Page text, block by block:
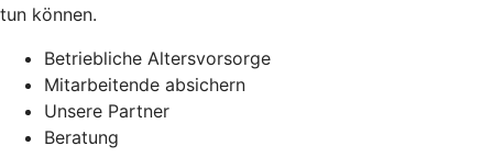
tun können.
Betriebliche Altersvorsorge
Mitarbeitende absichern
Unsere Partner
Beratung